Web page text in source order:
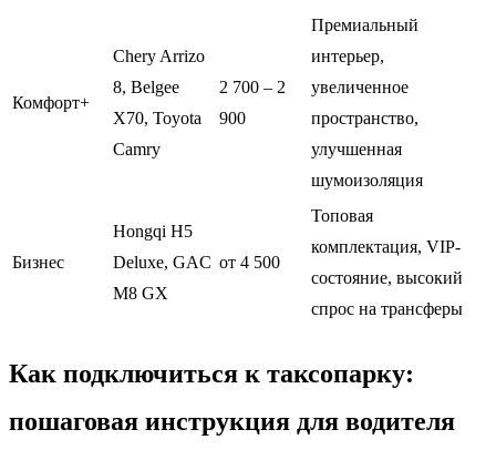
Комфорт+
Chery Arrizo
8, Belgee
X70, Toyota
Camry
2 700 – 2
900
Премиальный
интерьер,
увеличенное
пространство,
улучшенная
шумоизоляция
Бизнес
Hongqi H5
Deluxe, GAC
M8 GX
от 4 500
Топовая
комплектация, VIP-
состояние, высокий
спрос на трансферы
Как подключиться к таксопарку:
пошаговая инструкция для водителя